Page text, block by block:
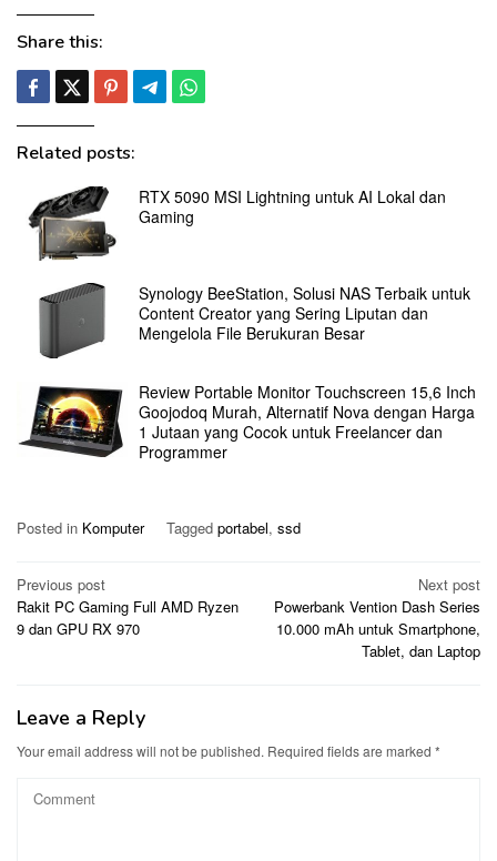
Share this:
Related posts:
RTX 5090 MSI Lightning untuk AI Lokal dan
Gaming
Synology BeeStation, Solusi NAS Terbaik untuk
Content Creator yang Sering Liputan dan
Mengelola File Berukuran Besar
Review Portable Monitor Touchscreen 15,6 Inch
Goojodoq Murah, Alternatif Nova dengan Harga
1 Jutaan yang Cocok untuk Freelancer dan
Programmer
Posted in Komputer Tagged portabel, ssd
Post
navigation
Previous post
Rakit PC Gaming Full AMD Ryzen
9 dan GPU RX 970
Next post
Powerbank Vention Dash Series
10.000 mAh untuk Smartphone,
Tablet, dan Laptop
Leave a Reply
Your email address will not be published. Required fields are marked *